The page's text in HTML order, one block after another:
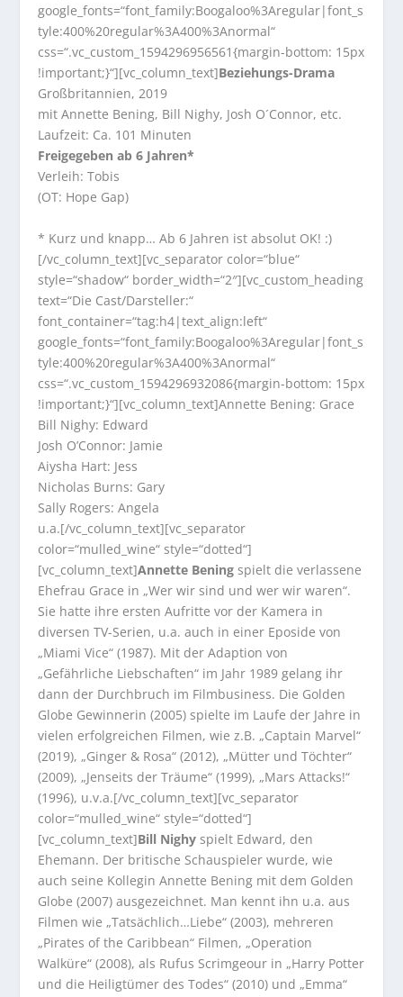
google_fonts=“font_family:Boogaloo%3Aregular|font_s
tyle:400%20regular%3A400%3Anormal“
css=“.vc_custom_1594296956561{margin-bottom: 15px
!important;}“][vc_column_text]Beziehungs-Drama
Großbritannien, 2019
mit Annette Bening, Bill Nighy, Josh O´Connor, etc.
Laufzeit: Ca. 101 Minuten
Freigegeben ab 6 Jahren*
Verleih: Tobis
(OT: Hope Gap)
* Kurz und knapp… Ab 6 Jahren ist absolut OK! :)
[/vc_column_text][vc_separator color=“blue“
style=“shadow“ border_width=“2″][vc_custom_heading
text=“Die Cast/Darsteller:“
font_container=“tag:h4|text_align:left“
google_fonts=“font_family:Boogaloo%3Aregular|font_s
tyle:400%20regular%3A400%3Anormal“
css=“.vc_custom_1594296932086{margin-bottom: 15px
!important;}“][vc_column_text]Annette Bening: Grace
Bill Nighy: Edward
Josh O’Connor: Jamie
Aiysha Hart: Jess
Nicholas Burns: Gary
Sally Rogers: Angela
u.a.[/vc_column_text][vc_separator
color=“mulled_wine“ style=“dotted“]
[vc_column_text]Annette Bening spielt die verlassene
Ehefrau Grace in „Wer wir sind und wer wir waren“.
Sie hatte ihre ersten Aufritte vor der Kamera in
diversen TV-Serien, u.a. auch in einer Eposide von
„Miami Vice“ (1987). Mit der Adaption von
„Gefährliche Liebschaften“ im Jahr 1989 gelang ihr
dann der Durchbruch im Filmbusiness. Die Golden
Globe Gewinnerin (2005) spielte im Laufe der Jahre in
vielen erfolgreichen Filmen, wie z.B. „Captain Marvel“
(2019), „Ginger & Rosa“ (2012), „Mütter und Töchter“
(2009), „Jenseits der Träume“ (1999), „Mars Attacks!“
(1996), u.v.a.[/vc_column_text][vc_separator
color=“mulled_wine“ style=“dotted“]
[vc_column_text]Bill Nighy spielt Edward, den
Ehemann. Der britische Schauspieler wurde, wie
auch seine Kollegin Annette Bening mit dem Golden
Globe (2007) ausgezeichnet. Man kennt ihn u.a. aus
Filmen wie „Tatsächlich…Liebe“ (2003), mehreren
„Pirates of the Caribbean“ Filmen, „Operation
Walküre“ (2008), als Rufus Scrimgeour in „Harry Potter
und die Heiligtümer des Todes“ (2010) und „Emma“